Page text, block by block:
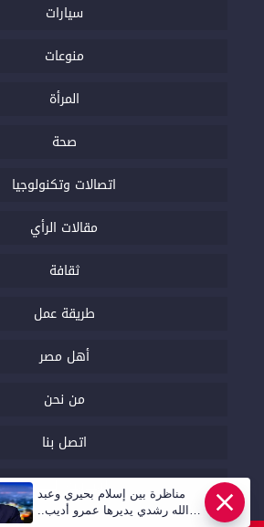
سيارات
منوعات
المرأة
صحة
اتصالات وتكنولوجيا
مقالات الرأي
ثقافة
طريقة عمل
أهل مصر
من نحن
اتصل بنا
السياسة التحريرية
عاجل
مناظرة بين إسلام بحيري وعبد
الله رشدي يديرها عمرو أديب..